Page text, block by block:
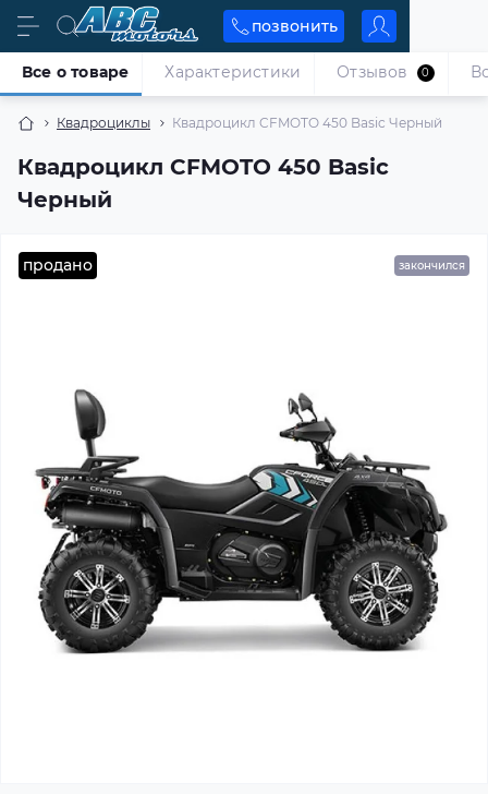
позвонить
Квадроциклы Квадроцикл CFMOTO 450 Basic Черный
Квадроцикл CFMOTO 450 Basic
Черный
Все о товаре Характеристики Отзывов 0
продано закончился